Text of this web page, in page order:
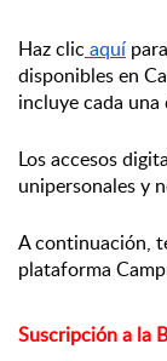
Haz clic aquí
disponibles en
incluye cada una
Los accesos
unipersonales y
A continuación,
plataforma
Suscripción a la